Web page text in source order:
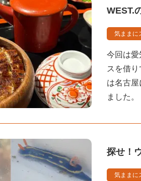
WEST.
気ままに
今回は
スを借
は名古
ました
探せ！
気ままに